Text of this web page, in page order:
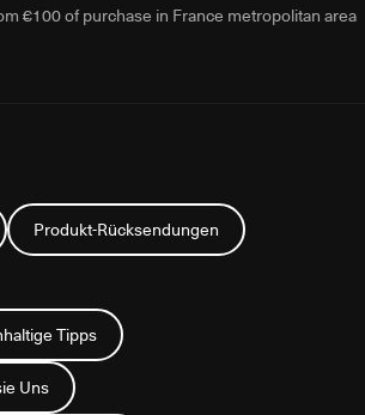
€100 of purchase in France metropolitan area
Produkt-Rücksendungen
Tipps
Uns